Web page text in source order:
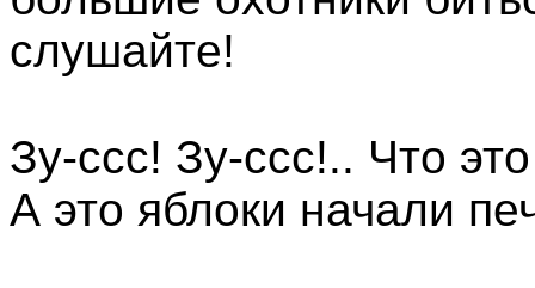
слушайте!
Зу-ссс! Зу-ссс!.. Что
А это яблоки начали